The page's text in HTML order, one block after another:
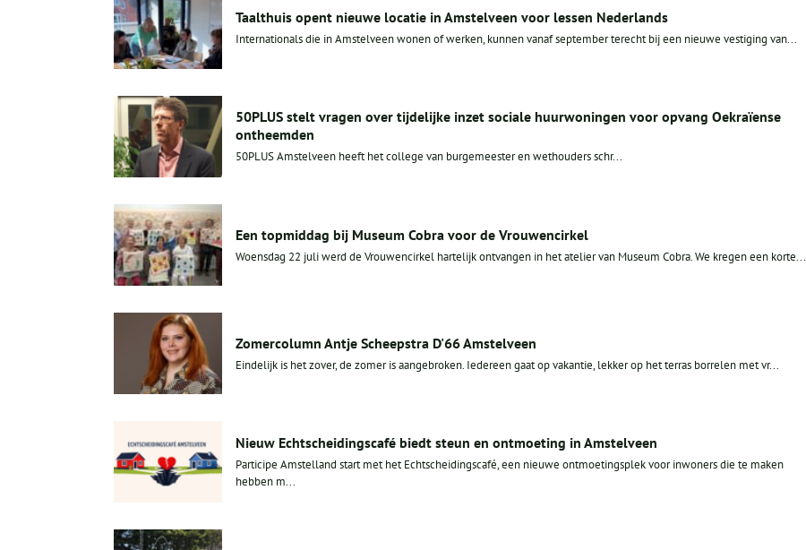
Taalthuis opent nieuwe locatie in Amstelveen voor lessen Nederlands
Internationals die in Amstelveen wonen of werken, kunnen vanaf september terecht bij een nieuwe vestiging van...
50PLUS stelt vragen over tijdelijke inzet sociale huurwoningen voor opvang Oekraïense
ontheemden
50PLUS Amstelveen heeft het college van burgemeester en wethouders schr...
Een topmiddag bij Museum Cobra voor de Vrouwencirkel
Woensdag 22 juli werd de Vrouwencirkel hartelijk ontvangen in het atelier van Museum Cobra. We kregen een korte...
Zomercolumn Antje Scheepstra D'66 Amstelveen
Eindelijk is het zover, de zomer is aangebroken. Iedereen gaat op vakantie, lekker op het terras borrelen met vr...
Nieuw Echtscheidingscafé biedt steun en ontmoeting in Amstelveen
Participe Amstelland start met het Echtscheidingscafé, een nieuwe ontmoetingsplek voor inwoners die te maken
hebben m...